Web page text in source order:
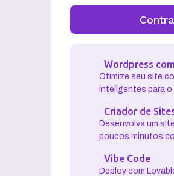
Wordpress
Otimize seu site
inteligentes para o
Criador de
Desenvolva um
poucos minutos
Vibe Code
Deploy com